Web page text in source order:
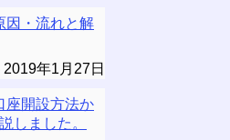
因・流れと解
2019年1月27日
座開設方法か
しました。